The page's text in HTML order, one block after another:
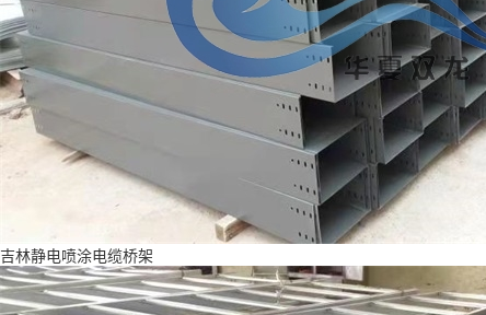
吉林静电喷涂电缆桥架